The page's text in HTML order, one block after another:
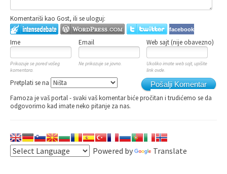
Komentariši kao Gost, ili se uloguj:
facebook
Ime Email Web sajt (nije obavezno)
Prikazuje se pored vašeg
komentara.
Ne prikazuje se javno.
Ukoliko imate web sajt, upišite
link ovde.
Pošalji Komentar
Pretplati se na
Famoza je vaš portal - svaki vaš komentar biće pročitan i trudićemo se da
odgovorimo kad imate neko pitanje za nas.
Powered by Translate